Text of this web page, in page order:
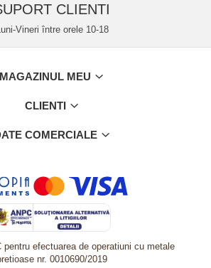
CLIENTI
Vineri între orele 10-18
MAGAZINUL MEU
CLIENTI
COMERCIALE
pentru efectuarea de operatiuni cu metale
nr. 0010690/2019